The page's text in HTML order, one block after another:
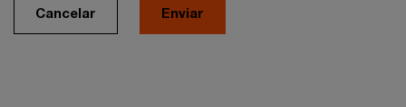
Cancelar Enviar